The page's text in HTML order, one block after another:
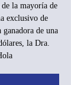
la mayoría de
exclusivo de
ganadora de una
la Dra.